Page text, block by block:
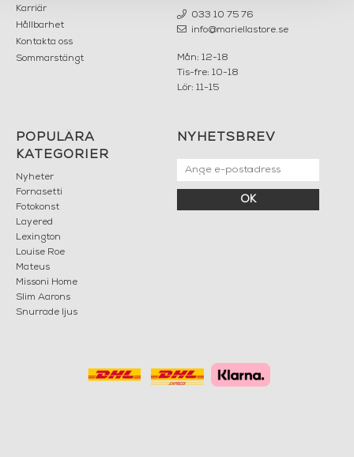
Ask -
Occhio
con
black/white
Doftljus -
AL BUIO
Doftljus -
Farfalle e
balaustra